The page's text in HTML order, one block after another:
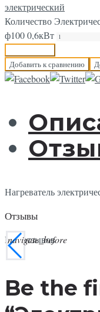
электрический
Количество
ф100 0,6кВт
Добавить к сравнению
Нагреватель
Отзывы
Нет отзывов
Be the
navigate_before